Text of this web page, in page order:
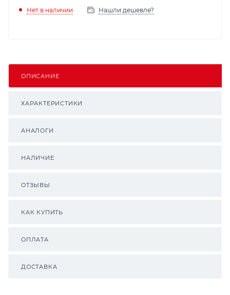
Нет в наличии Нашли дешевле?
ОПИСАНИЕ
ХАРАКТЕРИСТИКИ
АНАЛОГИ
НАЛИЧИЕ
ОТЗЫВЫ
КАК КУПИТЬ
ОПЛАТА
ДОСТАВКА